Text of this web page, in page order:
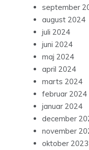
september
august 2024
juli 2024
juni 2024
maj 2024
april 2024
marts 2024
februar 2024
januar 2024
december
november
oktober 2023